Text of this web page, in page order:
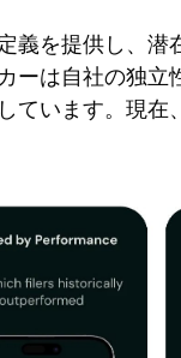
義を提供し、
ーは自社の独
います。現在